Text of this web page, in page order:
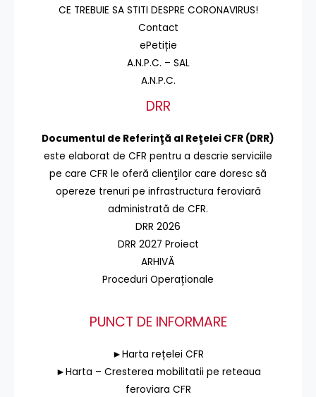
CE TREBUIE SA STITI DESPRE CORONAVIRUS!
Contact
ePetiție
A.N.P.C. – SAL
A.N.P.C.
DRR
Documentul de Referinţă al Reţelei CFR (DRR)
este elaborat de CFR pentru a descrie serviciile
pe care CFR le oferă clienţilor care doresc să
opereze trenuri pe infrastructura feroviară
administrată de CFR.
DRR 2026
DRR 2027 Proiect
ARHIVĂ
Proceduri Operaționale
PUNCT DE INFORMARE
►Harta rețelei CFR
►Harta – Cresterea mobilitatii pe reteaua
feroviara CFR